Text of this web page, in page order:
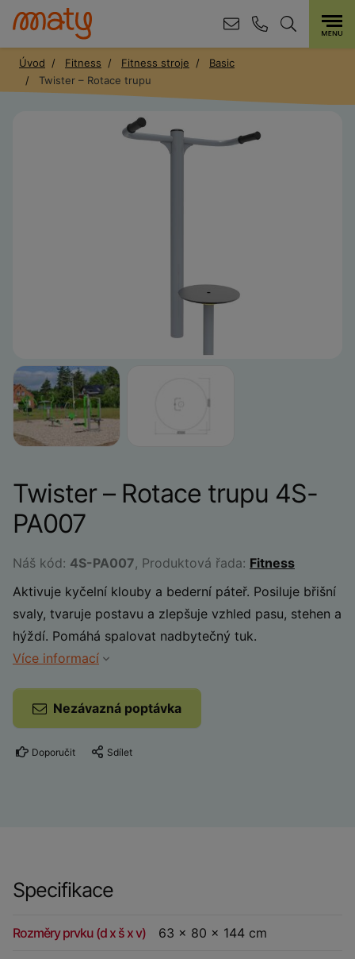
Úvod Fitness Fitness stroje
Basic
Twister – Rotace trupu
Twister – Rotace trupu 4S-
PA007
Náš kód: 4S-PA007, Produktová řada: Fitness
Aktivuje kyčelní klouby a bederní páteř. Posiluje břišní
svaly, tvaruje postavu a zlepšuje vzhled pasu, stehen a
hýždí. Pomáhá spalovat nadbytečný tuk.
Více informací
Nezávazná poptávka
Doporučit Sdílet
Specifikace
Rozměry prvku (d x š x v) 63 x 80 x 144 cm